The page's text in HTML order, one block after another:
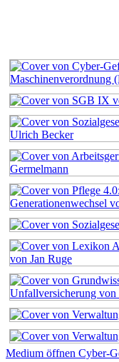
Medium öffnen Cyber-